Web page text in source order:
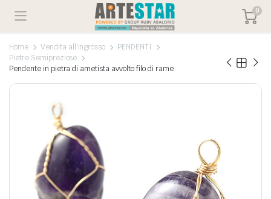
0
Home Vendita all'ingrosso
PENDENTI
Pietre Semipreziose
Pendente in pietra di ametista avvolto filo di rame